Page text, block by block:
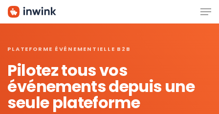
Skip
PLATEFORME ÉVÉNEMENTIELLE B2B
Pilotez tous vos
événements depuis une
seule plateforme